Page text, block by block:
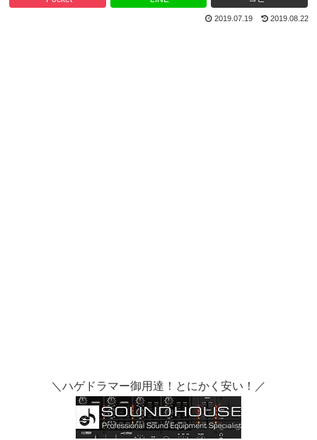
2019.07.19 2019.08.22
＼ハゲドラマー御用達！とにかく安い！／